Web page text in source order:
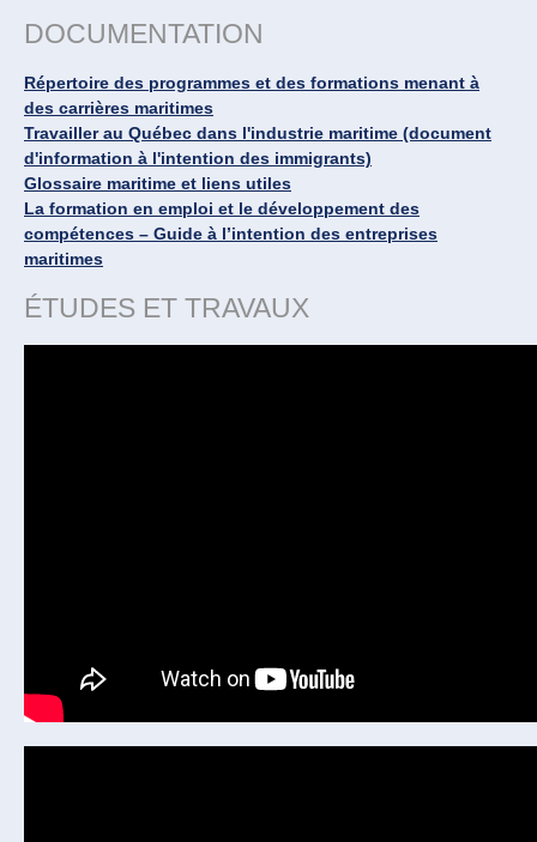
DOCUMENTATION
Répertoire des programmes et des formations menant à
des carrières maritimes
Travailler au Québec dans l'industrie maritime (document
d'information à l'intention des immigrants)
Glossaire maritime et liens utiles
La formation en emploi et le développement des
compétences – Guide à l’intention des entreprises
maritimes
ÉTUDES ET TRAVAUX